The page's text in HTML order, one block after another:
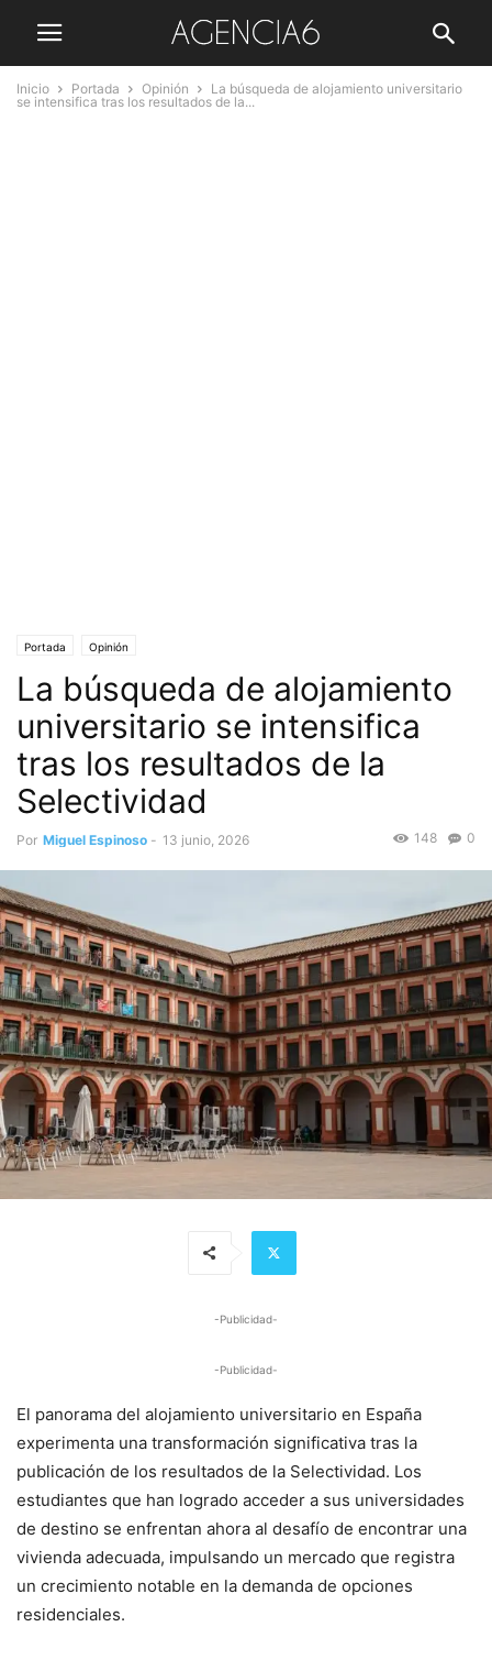
Inicio Portada Opinión
La búsqueda de alojamiento universitario
se intensifica tras los resultados de la...
Portada Opinión
La búsqueda de alojamiento
universitario se intensifica
tras los resultados de la
Selectividad
Por Miguel Espinoso - 13 junio, 2026 0
148
-Publicidad-
-Publicidad-
El panorama del alojamiento universitario en España
experimenta una transformación significativa tras la
publicación de los resultados de la Selectividad. Los
estudiantes que han logrado acceder a sus universidades
de destino se enfrentan ahora al desafío de encontrar una
vivienda adecuada, impulsando un mercado que registra
un crecimiento notable en la demanda de opciones
residenciales.